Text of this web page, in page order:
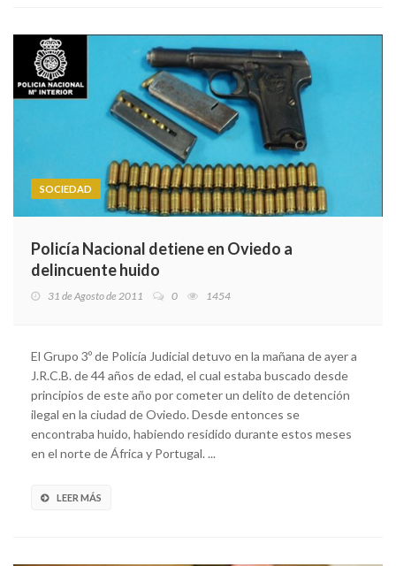
SOCIEDAD
Policía Nacional detiene en Oviedo a
delincuente huido
31 de Agosto de 2011 0 1454
El Grupo 3º de Policía Judicial detuvo en la mañana de ayer a
J.R.C.B. de 44 años de edad, el cual estaba buscado desde
principios de este año por cometer un delito de detención
ilegal en la ciudad de Oviedo. Desde entonces se
encontraba huido, habiendo residido durante estos meses
en el norte de África y Portugal. ...
LEER MÁS